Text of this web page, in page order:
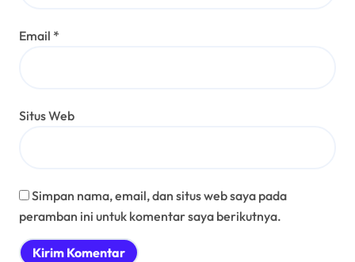
Email *
Situs Web
Simpan nama, email, dan situs web saya pada
peramban ini untuk komentar saya berikutnya.